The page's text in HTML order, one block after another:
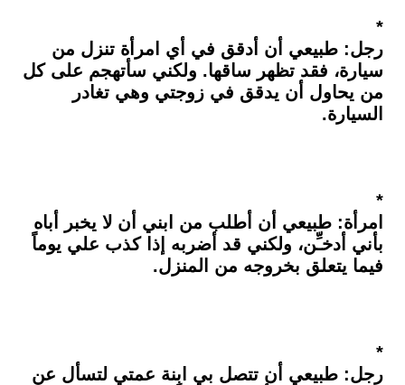
*
رجل: طبيعي أن أدقق في أي امرأة تنزل من
سيارة، فقد تظهر ساقها. ولكني سأتهجم على كل
من يحاول أن يدقق في زوجتي وهي تغادر
السيارة.
*
امرأة: طبيعي أن أطلب من ابني أن لا يخبر أباه
بأني أدخـِّن، ولكني قد أضربه إذا كذب علي يوماً
فيما يتعلق بخروجه من المنزل.
*
رجل: طبيعي أن تتصل بي ابنة عمتي لتسأل عن